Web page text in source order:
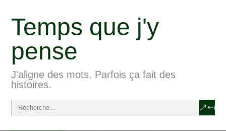
Temps que j'y
pense
J'aligne des mots. Parfois ça fait des
histoires.